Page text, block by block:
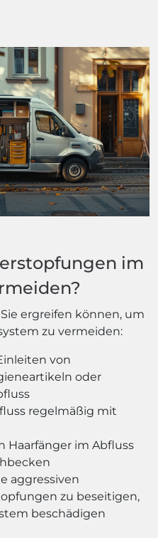
im
ergreifen können, um
zu vermeiden:
von
oder
regelmäßig mit
Haarfänger im Abfluss
aggressiven
zu beseitigen,
beschädigen